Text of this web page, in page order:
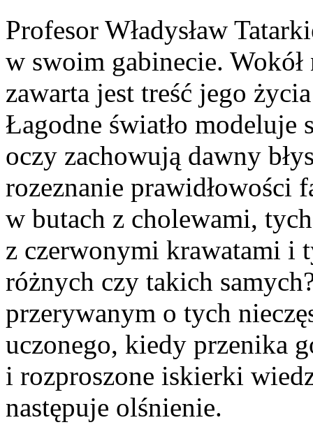
Profesor Władysław
w swoim gabinecie.
zawarta jest treść jego
Łagodne światło modeluje
oczy zachowują dawny
rozeznanie prawidłowości
w butach z cholewami,
z czerwonymi krawatami i
różnych czy takich
przerywanym o tych
uczonego, kiedy przenika
i rozproszone iskierki
następuje olśnienie.